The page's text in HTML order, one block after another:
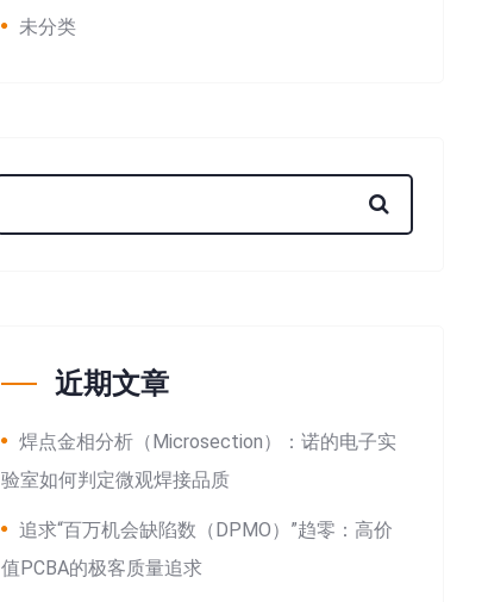
未分类
近期文章
焊点金相分析（Microsection）：诺的电子实
验室如何判定微观焊接品质
追求“百万机会缺陷数（DPMO）”趋零：高价
值PCBA的极客质量追求